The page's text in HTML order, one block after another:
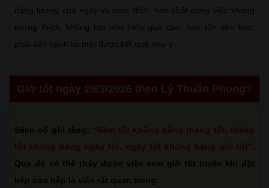
năng lượng của ngày và mục đích, tính chất công việc không
tương thích, không tạo nên hiệu quả cao, hao tốn tiền bạc,
phải tiến hành lại mới được kết quả như ý
Giờ tốt ngày 29/3/2026 theo Lý Thuần Phong?
Sách cổ ghi rằng: “Năm tốt không bằng tháng tốt, tháng
tốt không bằng ngày tốt, ngày tốt không bằng giờ tốt”.
Qua đó có thể thấy được việc xem giờ tốt trước khi đặt
bếp sửa bếp là việc rất quan trọng.